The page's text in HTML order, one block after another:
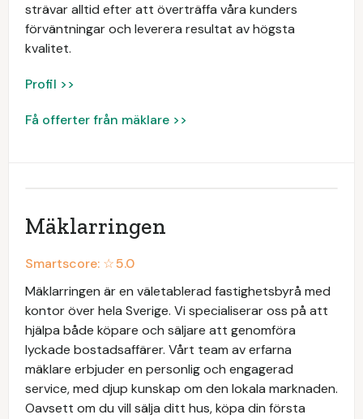
strävar alltid efter att överträffa våra kunders
förväntningar och leverera resultat av högsta
kvalitet.
Profil >>
Få offerter från mäklare >>
Mäklarringen
Smartscore: ☆5.0
Mäklarringen är en väletablerad fastighetsbyrå med
kontor över hela Sverige. Vi specialiserar oss på att
hjälpa både köpare och säljare att genomföra
lyckade bostadsaffärer. Vårt team av erfarna
mäklare erbjuder en personlig och engagerad
service, med djup kunskap om den lokala marknaden.
Oavsett om du vill sälja ditt hus, köpa din första